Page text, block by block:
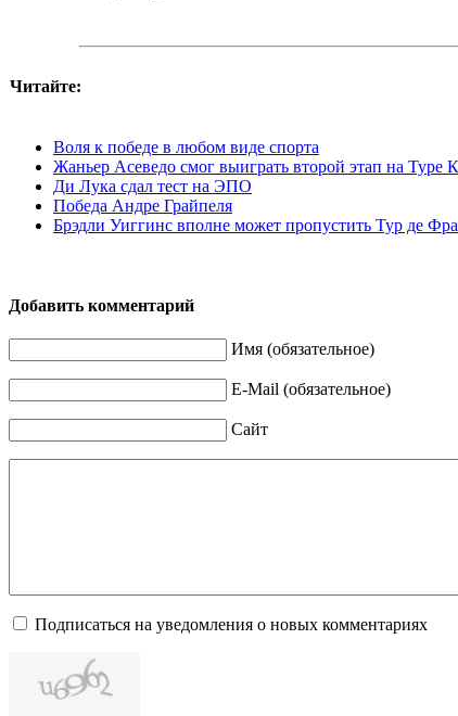
Читайте:
Воля к победе в любом виде спорта
Жаньер Асеведо смог выиграть второй этап на Туре
Ди Лука сдал тест на ЭПО
Победа Андре Грайпеля
Брэдли Уиггинс вполне может пропустить Тур де
Добавить комментарий
Имя (обязательное)
E-Mail (обязательное)
Сайт
Подписаться на уведомления о новых комментариях